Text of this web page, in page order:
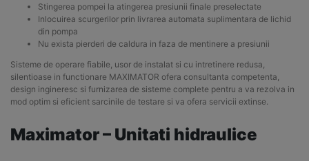
Stingerea pompei la atingerea presiunii finale preselectate
Inlocuirea scurgerilor prin livrarea automata suplimentara de lichid
din pompa
Nu exista pierderi de caldura in faza de mentinere a presiunii
Sisteme de operare fiabile, usor de instalat si cu intretinere redusa,
silentioase in functionare MAXIMATOR ofera consultanta competenta,
design ingineresc si furnizarea de sisteme complete pentru a va rezolva in
mod optim si eficient sarcinile de testare si va ofera servicii extinse.
Maximator – Unitati hidraulice